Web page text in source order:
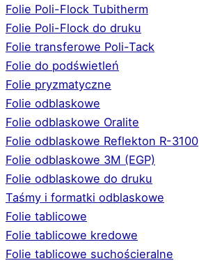
Folie Poli-Flock Tubitherm
Folie Poli-Flock do druku
Folie transferowe Poli-Tack
Folie do podświetleń
Folie pryzmatyczne
Folie odblaskowe
Folie odblaskowe Oralite
Folie odblaskowe Reflekton R-3100
Folie odblaskowe 3M (EGP)
Folie odblaskowe do druku
Taśmy i formatki odblaskowe
Folie tablicowe
Folie tablicowe kredowe
Folie tablicowe suchościeralne